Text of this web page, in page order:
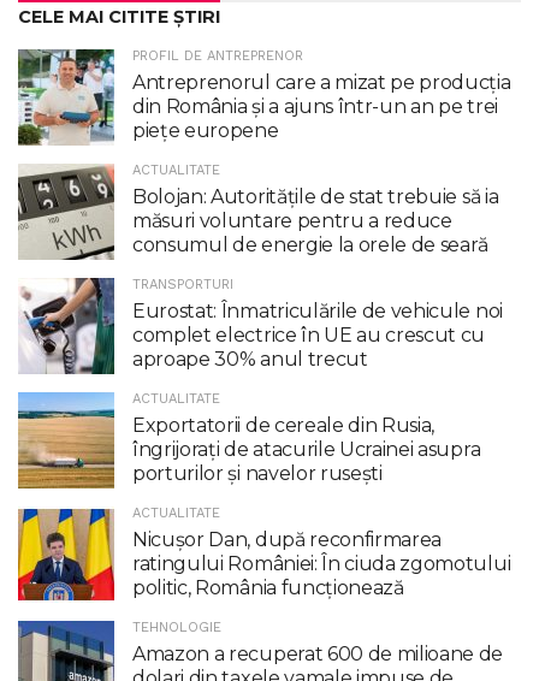
CELE MAI CITITE ȘTIRI
PROFIL DE ANTREPRENOR
Antreprenorul care a mizat pe producția
din România și a ajuns într-un an pe trei
piețe europene
ACTUALITATE
Bolojan: Autoritățile de stat trebuie să ia
măsuri voluntare pentru a reduce
consumul de energie la orele de seară
TRANSPORTURI
Eurostat: Înmatriculările de vehicule noi
complet electrice în UE au crescut cu
aproape 30% anul trecut
ACTUALITATE
Exportatorii de cereale din Rusia,
îngrijorați de atacurile Ucrainei asupra
porturilor și navelor rusești
ACTUALITATE
Nicuşor Dan, după reconfirmarea
ratingului României: În ciuda zgomotului
politic, România funcţionează
TEHNOLOGIE
Amazon a recuperat 600 de milioane de